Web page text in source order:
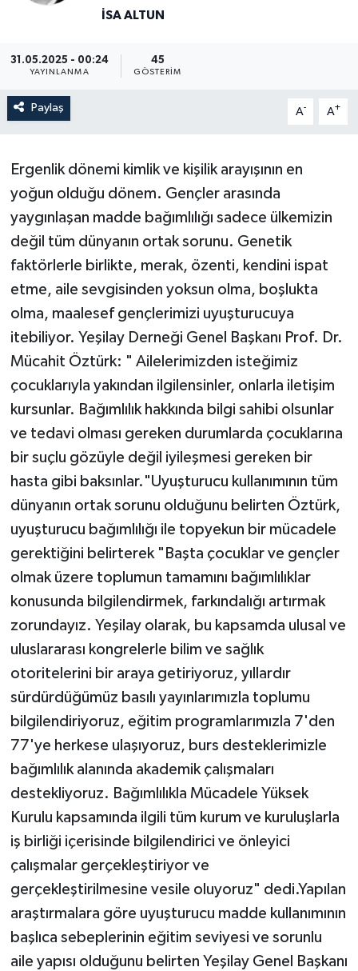
İSA ALTUN
31.05.2025 - 00:24
YAYINLANMA
45
GÖSTERIM
Paylaş A- A+
Ergenlik dönemi kimlik ve kişilik arayışının en
yoğun olduğu dönem. Gençler arasında
yaygınlaşan madde bağımlılığı sadece ülkemizin
değil tüm dünyanın ortak sorunu. Genetik
faktörlerle birlikte, merak, özenti, kendini ispat
etme, aile sevgisinden yoksun olma, boşlukta
olma, maalesef gençlerimizi uyuşturucuya
itebiliyor. Yeşilay Derneği Genel Başkanı Prof. Dr.
Mücahit Öztürk: " Ailelerimizden isteğimiz
çocuklarıyla yakından ilgilensinler, onlarla iletişim
kursunlar. Bağımlılık hakkında bilgi sahibi olsunlar
ve tedavi olması gereken durumlarda çocuklarına
bir suçlu gözüyle değil iyileşmesi gereken bir
hasta gibi baksınlar."Uyuşturucu kullanımının tüm
dünyanın ortak sorunu olduğunu belirten Öztürk,
uyuşturucu bağımlılığı ile topyekun bir mücadele
gerektiğini belirterek "Başta çocuklar ve gençler
olmak üzere toplumun tamamını bağımlılıklar
konusunda bilgilendirmek, farkındalığı artırmak
zorundayız. Yeşilay olarak, bu kapsamda ulusal ve
uluslararası kongrelerle bilim ve sağlık
otoritelerini bir araya getiriyoruz, yıllardır
sürdürdüğümüz basılı yayınlarımızla toplumu
bilgilendiriyoruz, eğitim programlarımızla 7'den
77'ye herkese ulaşıyoruz, burs desteklerimizle
bağımlılık alanında akademik çalışmaları
destekliyoruz. Bağımlılıkla Mücadele Yüksek
Kurulu kapsamında ilgili tüm kurum ve kuruluşlarla
iş birliği içerisinde bilgilendirici ve önleyici
çalışmalar gerçekleştiriyor ve
gerçekleştirilmesine vesile oluyoruz" dedi.Yapılan
araştırmalara göre uyuşturucu madde kullanımının
başlıca sebeplerinin eğitim seviyesi ve sorunlu
aile yapısı olduğunu belirten Yeşilay Genel Başkanı